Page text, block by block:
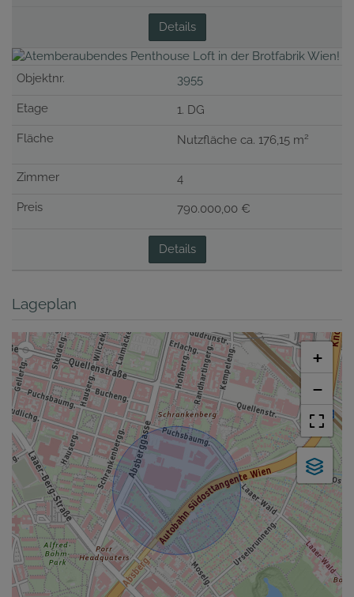
Details
3955
1. DG
Nutzfläche ca. 176,15 m2
4
790.000,00 €
Details
Lageplan
+
−